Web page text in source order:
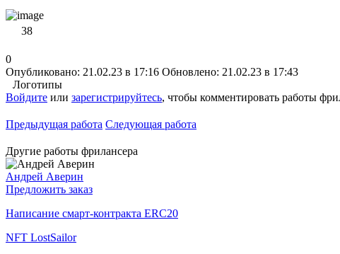
38
0
Опубликовано: 21.02.23 в 17:16 Обновлено: 21.02.23 в 17:43
Логотипы
Войдите или зарегистрируйтесь, чтобы комментировать работы
Предыдущая работа Следующая работа
Другие работы фрилансера
Андрей Аверин
Предложить заказ
Написание смарт-контракта ERC20
NFT LostSailor